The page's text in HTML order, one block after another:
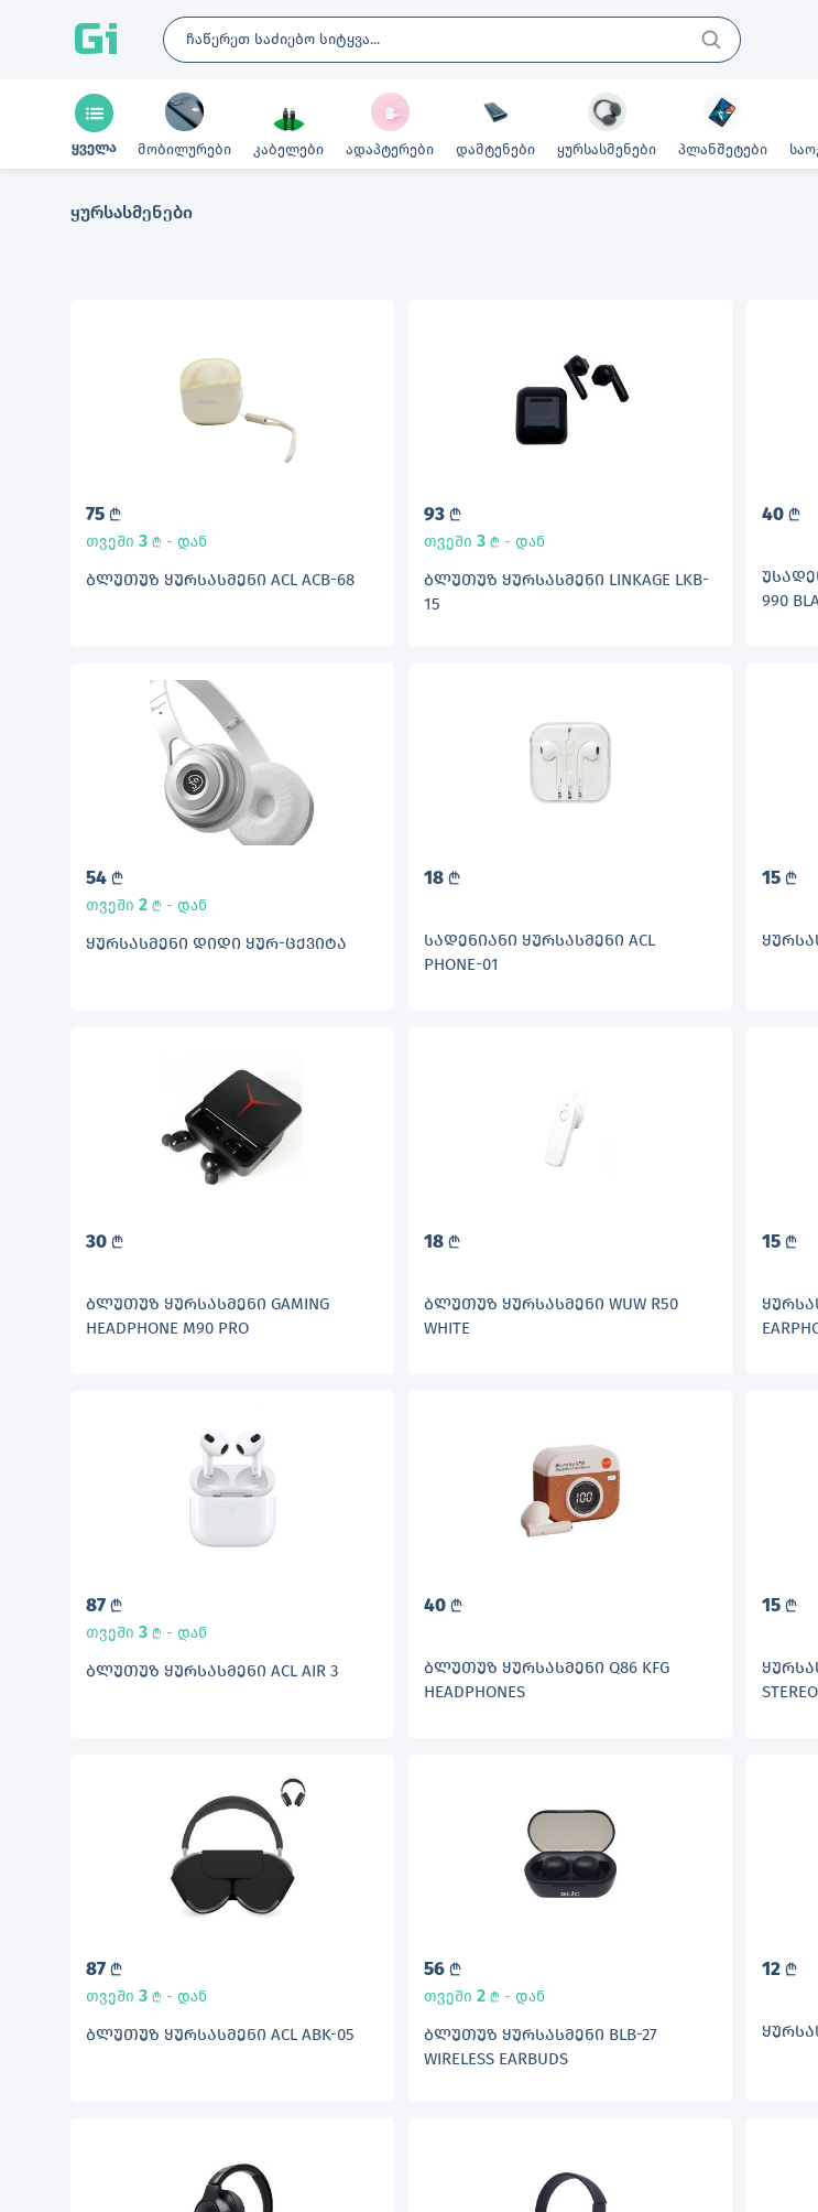
Gi
ყველა მობილურები კაბელები ადაპტერები დამტენები ყურსასმენები პლანშეტები
ყურსასმენები
75 L
თვეში 3 L - დან
ᲑᲚᲣᲗᲣᲖ ᲧᲣᲠᲡᲐᲡᲛᲔᲜᲘ ACL ACB-68
93 L
თვეში 3 L - დან
ᲑᲚᲣᲗᲣᲖ ᲧᲣᲠᲡᲐᲡᲛᲔᲜᲘ LINKAGE LKB-
15
40 L
990
54 L
თვეში 2 L - დან
ᲧᲣᲠᲡᲐᲡᲛᲔᲜᲘ ᲓᲘᲓᲘ ᲧᲣᲠ-ᲪᲥᲕᲘᲢᲐ
18 L
ᲡᲐᲓᲔᲜᲘᲐᲜᲘ ᲧᲣᲠᲡᲐᲡᲛᲔᲜᲘ ACL
PHONE-01
15 L
30 L
ᲑᲚᲣᲗᲣᲖ ᲧᲣᲠᲡᲐᲡᲛᲔᲜᲘ GAMING
HEADPHONE M90 PRO
18 L
ᲑᲚᲣᲗᲣᲖ ᲧᲣᲠᲡᲐᲡᲛᲔᲜᲘ WUW R50
WHITE
15 L
87 L
თვეში 3 L - დან
ᲑᲚᲣᲗᲣᲖ ᲧᲣᲠᲡᲐᲡᲛᲔᲜᲘ ACL AIR 3
40 L
ᲑᲚᲣᲗᲣᲖ ᲧᲣᲠᲡᲐᲡᲛᲔᲜᲘ Q86 KFG
HEADPHONES
15 L
87 L
თვეში 3 L - დან
ᲑᲚᲣᲗᲣᲖ ᲧᲣᲠᲡᲐᲡᲛᲔᲜᲘ ACL ABK-05
56 L
თვეში 2 L - დან
ᲑᲚᲣᲗᲣᲖ ᲧᲣᲠᲡᲐᲡᲛᲔᲜᲘ BLB-27
WIRELESS EARBUDS
12 L